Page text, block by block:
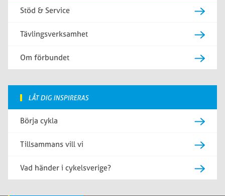
Stöd & Service
Tävlingsverksamhet
Om förbundet
LÅT DIG INSPIRERAS
Börja cykla
Tillsammans vill vi
Vad händer i cykelsverige?